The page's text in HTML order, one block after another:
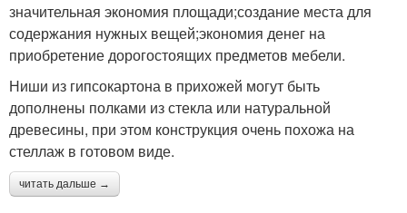
значительная экономия площади;создание места для
содержания нужных вещей;экономия денег на
приобретение дорогостоящих предметов мебели.
Ниши из гипсокартона в прихожей могут быть
дополнены полками из стекла или натуральной
древесины, при этом конструкция очень похожа на
стеллаж в готовом виде.
читать дальше →